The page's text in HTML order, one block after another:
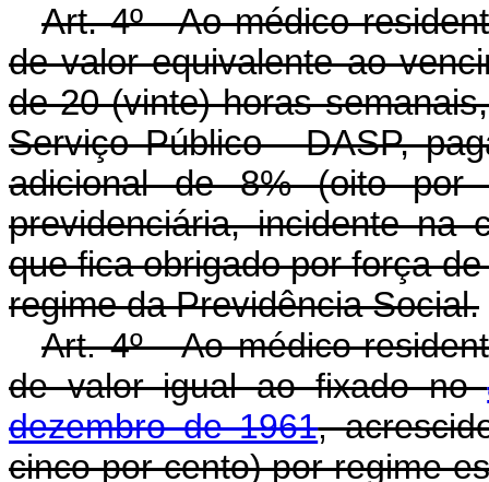
Art. 4º - Ao médico
de valor equivalente ao
de 20 (vinte) horas
Serviço Público - DASP,
adicional de 8% (oito por
previdenciária, incidente na
que fica obrigado por força
regime da Previdência Social.
Art. 4º - Ao médico-
de valor igual ao fixado no
dezembro de 1961,
cinco por cento) por regime